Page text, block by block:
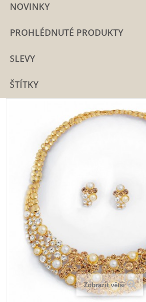
NOVINKY
PROHLÉDNUTÉ PRODUKTY
SLEVY
ŠTÍTKY
Zobrazit větší